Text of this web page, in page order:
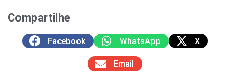
Compartilhe
Facebook WhatsApp X
Email